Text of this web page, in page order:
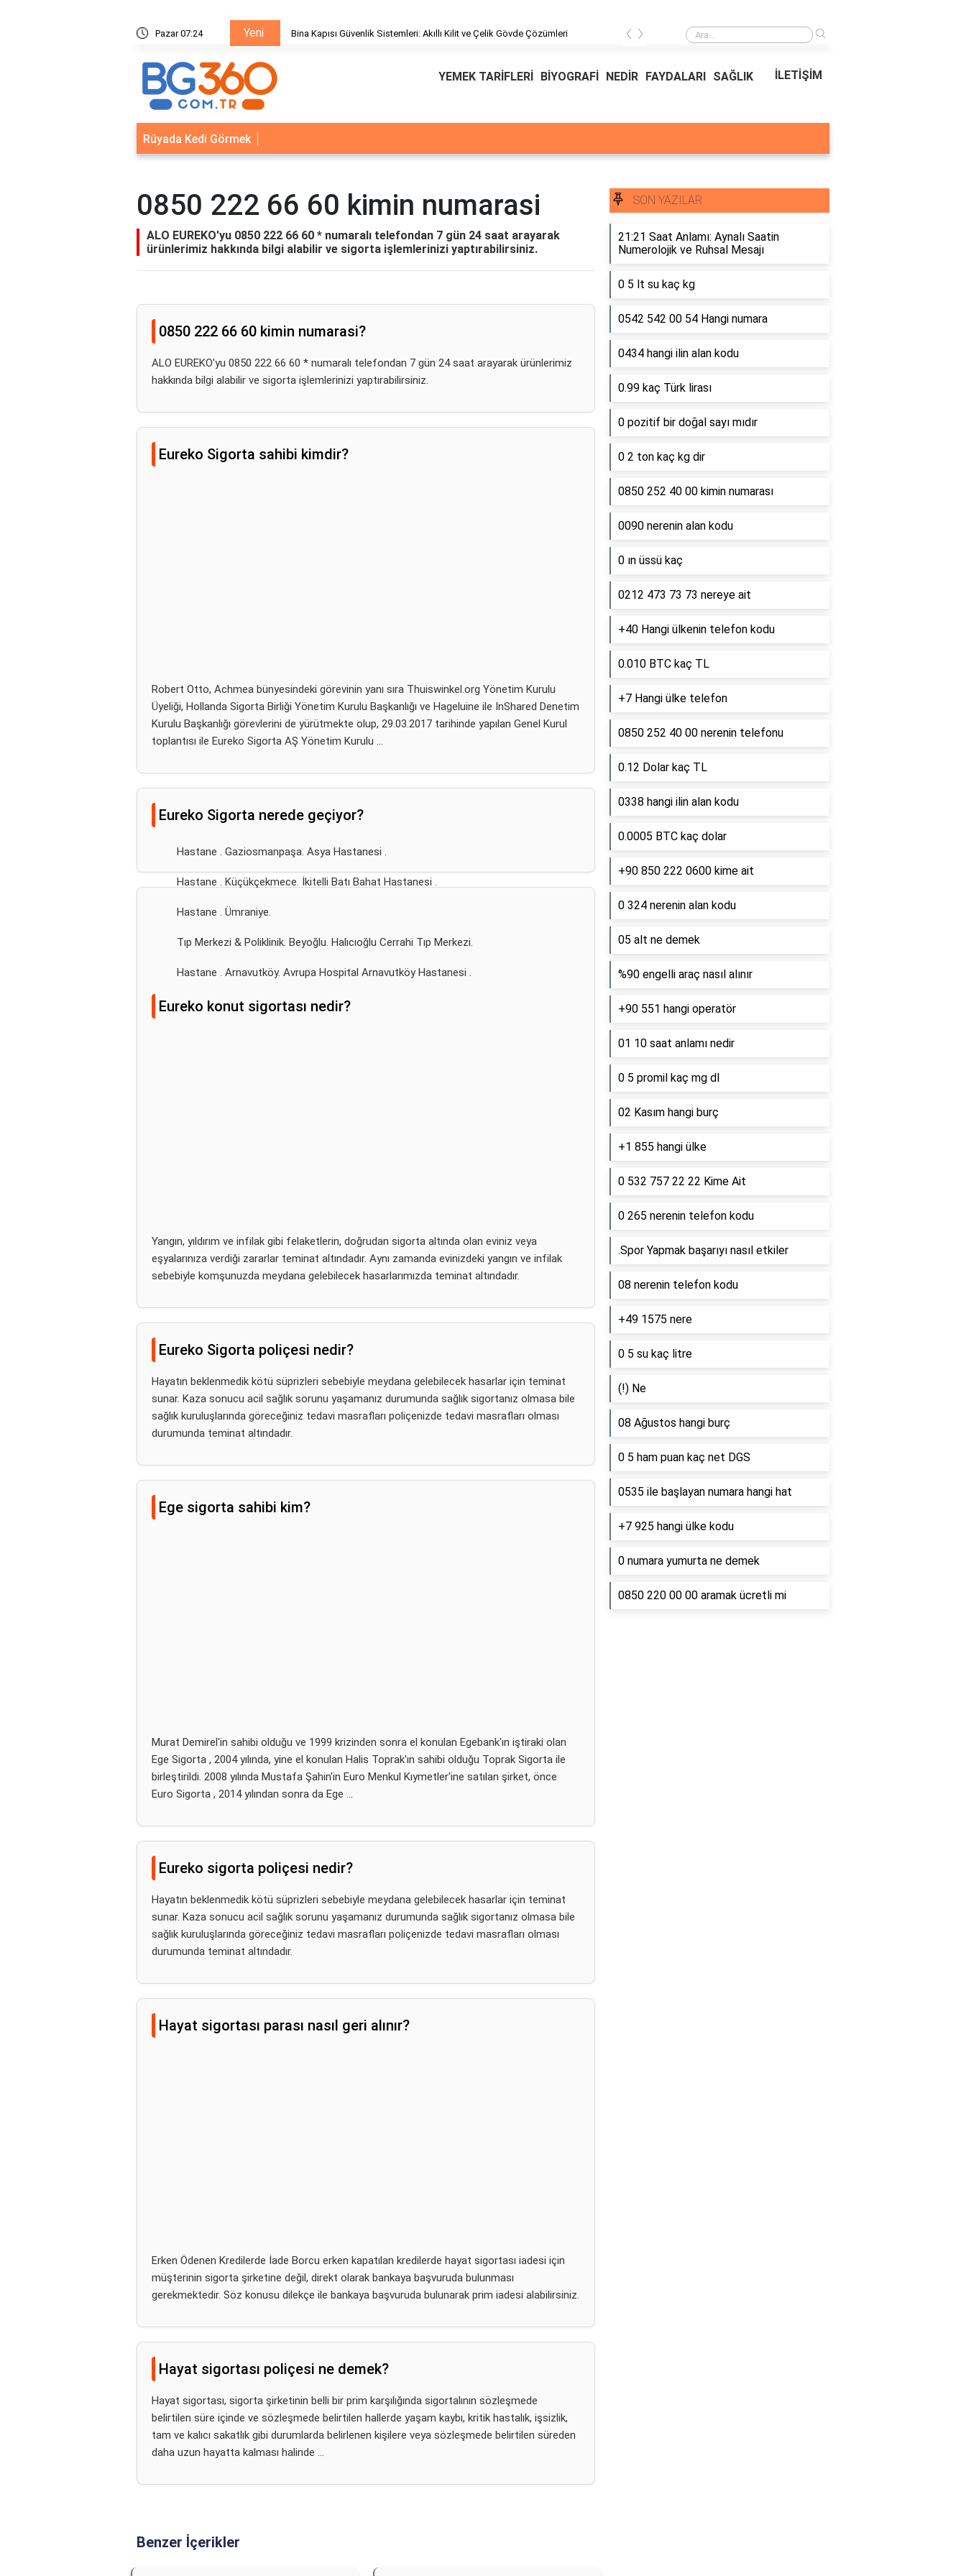
Pazar 07:24 Yeni
Sistemleri: Akıllı Kilit ve Çelik Gövde Çözümleri Bina Kapısı Güvenlik Sistemleri: Akıllı Kilit ve Çelik Gövde Çözümleri Ödeal Müşteri Hizmetleri
‹ ›
YEMEK TARİFLERİ BİYOGRAFİ NEDİR FAYDALARI SAĞLIK İLETİŞİM
Rüyada Kedi Görmek
0850 222 66 60 kimin numarasi
ALO EUREKO'yu 0850 222 66 60 * numaralı telefondan 7 gün 24 saat arayarak
ürünlerimiz hakkında bilgi alabilir ve sigorta işlemlerinizi yaptırabilirsiniz.
0850 222 66 60 kimin numarasi?
ALO EUREKO'yu 0850 222 66 60 * numaralı telefondan 7 gün 24 saat arayarak ürünlerimiz
hakkında bilgi alabilir ve sigorta işlemlerinizi yaptırabilirsiniz.
Eureko Sigorta sahibi kimdir?
Robert Otto, Achmea bünyesindeki görevinin yanı sıra Thuiswinkel.org Yönetim Kurulu
Üyeliği, Hollanda Sigorta Birliği Yönetim Kurulu Başkanlığı ve Hageluine ile InShared Denetim
Kurulu Başkanlığı görevlerini de yürütmekte olup, 29.03.2017 tarihinde yapılan Genel Kurul
toplantısı ile Eureko Sigorta AŞ Yönetim Kurulu ...
Eureko Sigorta nerede geçiyor?
Hastane . Gaziosmanpaşa. Asya Hastanesi .
Hastane . Küçükçekmece. İkitelli Batı Bahat Hastanesi .
Hastane . Ümraniye.
Tıp Merkezi & Poliklinik. Beyoğlu. Halıcıoğlu Cerrahi Tıp Merkezi.
Hastane . Arnavutköy. Avrupa Hospital Arnavutköy Hastanesi .
Eureko konut sigortası nedir?
Yangın, yıldırım ve infilak gibi felaketlerin, doğrudan sigorta altında olan eviniz veya
eşyalarınıza verdiği zararlar teminat altındadır. Aynı zamanda evinizdeki yangın ve infilak
sebebiyle komşunuzda meydana gelebilecek hasarlarımızda teminat altındadır.
Eureko Sigorta poliçesi nedir?
Hayatın beklenmedik kötü süprizleri sebebiyle meydana gelebilecek hasarlar için teminat
sunar. Kaza sonucu acil sağlık sorunu yaşamanız durumunda sağlık sigortanız olmasa bile
sağlık kuruluşlarında göreceğiniz tedavi masrafları poliçenizde tedavi masrafları olması
durumunda teminat altındadır.
Ege sigorta sahibi kim?
Murat Demirel'in sahibi olduğu ve 1999 krizinden sonra el konulan Egebank'ın iştiraki olan
Ege Sigorta , 2004 yılında, yine el konulan Halis Toprak'ın sahibi olduğu Toprak Sigorta ile
birleştirildi. 2008 yılında Mustafa Şahin'in Euro Menkul Kıymetler'ine satılan şirket, önce
Euro Sigorta , 2014 yılından sonra da Ege ...
Eureko sigorta poliçesi nedir?
Hayatın beklenmedik kötü süprizleri sebebiyle meydana gelebilecek hasarlar için teminat
sunar. Kaza sonucu acil sağlık sorunu yaşamanız durumunda sağlık sigortanız olmasa bile
sağlık kuruluşlarında göreceğiniz tedavi masrafları poliçenizde tedavi masrafları olması
durumunda teminat altındadır.
Hayat sigortası parası nasıl geri alınır?
Erken Ödenen Kredilerde İade Borcu erken kapatılan kredilerde hayat sigortası iadesi için
müşterinin sigorta şirketine değil, direkt olarak bankaya başvuruda bulunması
gerekmektedir. Söz konusu dilekçe ile bankaya başvuruda bulunarak prim iadesi alabilirsiniz.
Hayat sigortası poliçesi ne demek?
Hayat sigortası, sigorta şirketinin belli bir prim karşılığında sigortalının sözleşmede
belirtilen süre içinde ve sözleşmede belirtilen hallerde yaşam kaybı, kritik hastalık, işsizlik,
tam ve kalıcı sakatlık gibi durumlarda belirlenen kişilere veya sözleşmede belirtilen süreden
daha uzun hayatta kalması halinde ...
Benzer İçerikler
SON YAZILAR
21:21 Saat Anlamı: Aynalı Saatin
Numerolojik ve Ruhsal Mesajı
0 5 lt su kaç kg
0542 542 00 54 Hangi numara
0434 hangi ilin alan kodu
0.99 kaç Türk lirası
0 pozitif bir doğal sayı mıdır
0 2 ton kaç kg dir
0850 252 40 00 kimin numarası
0090 nerenin alan kodu
0 ın üssü kaç
0212 473 73 73 nereye ait
+40 Hangi ülkenin telefon kodu
0.010 BTC kaç TL
+7 Hangi ülke telefon
0850 252 40 00 nerenin telefonu
0.12 Dolar kaç TL
0338 hangi ilin alan kodu
0.0005 BTC kaç dolar
+90 850 222 0600 kime ait
0 324 nerenin alan kodu
05 alt ne demek
%90 engelli araç nasıl alınır
+90 551 hangi operatör
01 10 saat anlamı nedir
0 5 promil kaç mg dl
02 Kasım hangi burç
+1 855 hangi ülke
0 532 757 22 22 Kime Ait
0 265 nerenin telefon kodu
.Spor Yapmak başarıyı nasıl etkiler
08 nerenin telefon kodu
+49 1575 nere
0 5 su kaç litre
(!) Ne
08 Ağustos hangi burç
0 5 ham puan kaç net DGS
0535 ile başlayan numara hangi hat
+7 925 hangi ülke kodu
0 numara yumurta ne demek
0850 220 00 00 aramak ücretli mi